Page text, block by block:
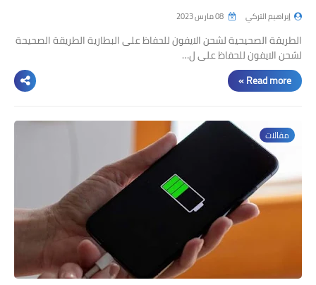
إبراهيم التركي
الطريقة الصحيحية لشحن الايفون للحفاظ على البطارية الطريقة الصحيحة
لشحن الايفون للحفاظ على ل…
Read more »
مقالات